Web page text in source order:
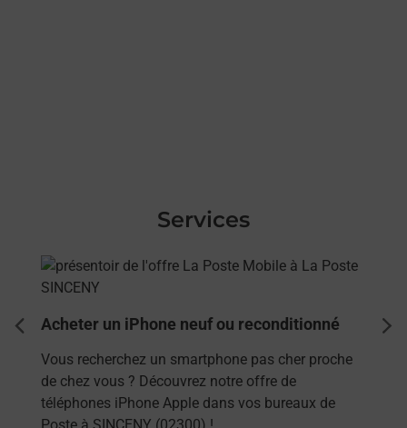
Services
En savoir plus
Acheter un iPhone neuf ou reconditionné
Vous recherchez un smartphone pas cher proche
de chez vous ? Découvrez notre offre de
téléphones iPhone Apple dans vos bureaux de